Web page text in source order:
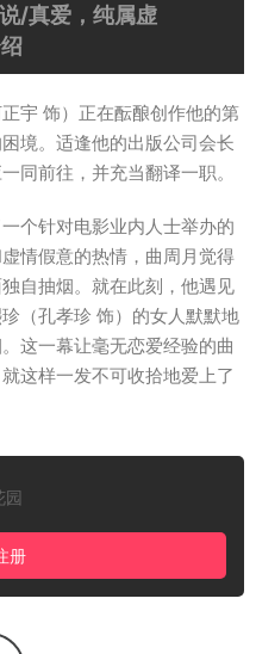
/真爱，纯属虚
宇 饰）正在酝酿创作他的第
境。适逢他的出版公司会长
同前往，并充当翻译一职。
个针对电影业内人士举办的
情假意的热情，曲周月觉得
自抽烟。就在此刻，他遇见
（孔孝珍 饰）的女人默默地
这一幕让毫无恋爱经验的曲
这样一发不可收拾地爱上了
园
册